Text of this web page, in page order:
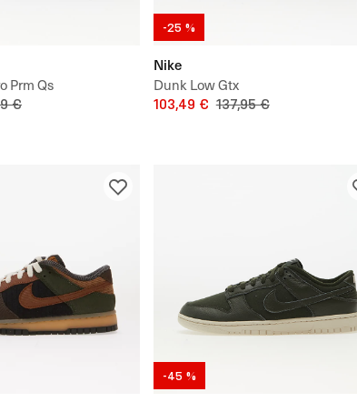
Prm Qs
€
-25 %
Nike
Dunk Low Gtx
103,49 € 137,95 €
-45 %